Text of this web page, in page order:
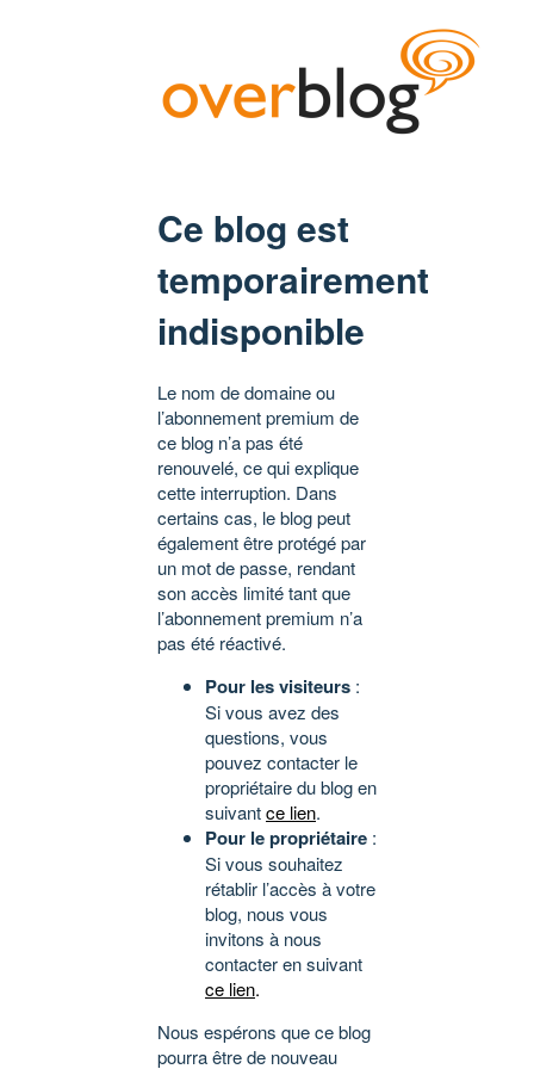
Ce blog est
temporairement
indisponible
Le nom de domaine ou
l’abonnement premium de
ce blog n’a pas été
renouvelé, ce qui explique
cette interruption. Dans
certains cas, le blog peut
également être protégé par
un mot de passe, rendant
son accès limité tant que
l’abonnement premium n’a
pas été réactivé.
Pour les visiteurs :
Si vous avez des
questions, vous
pouvez contacter le
propriétaire du blog en
suivantce lien.
Pour le propriétaire :
Si vous souhaitez
rétablir l’accès à votre
blog, nous vous
invitons à nous
contacter en suivant
ce lien.
Nous espérons que ce blog
pourra être de nouveau